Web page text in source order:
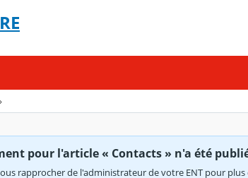
›
pour l'article « Contacts » n'a été
rapprocher de l'administrateur de votre ENT pour